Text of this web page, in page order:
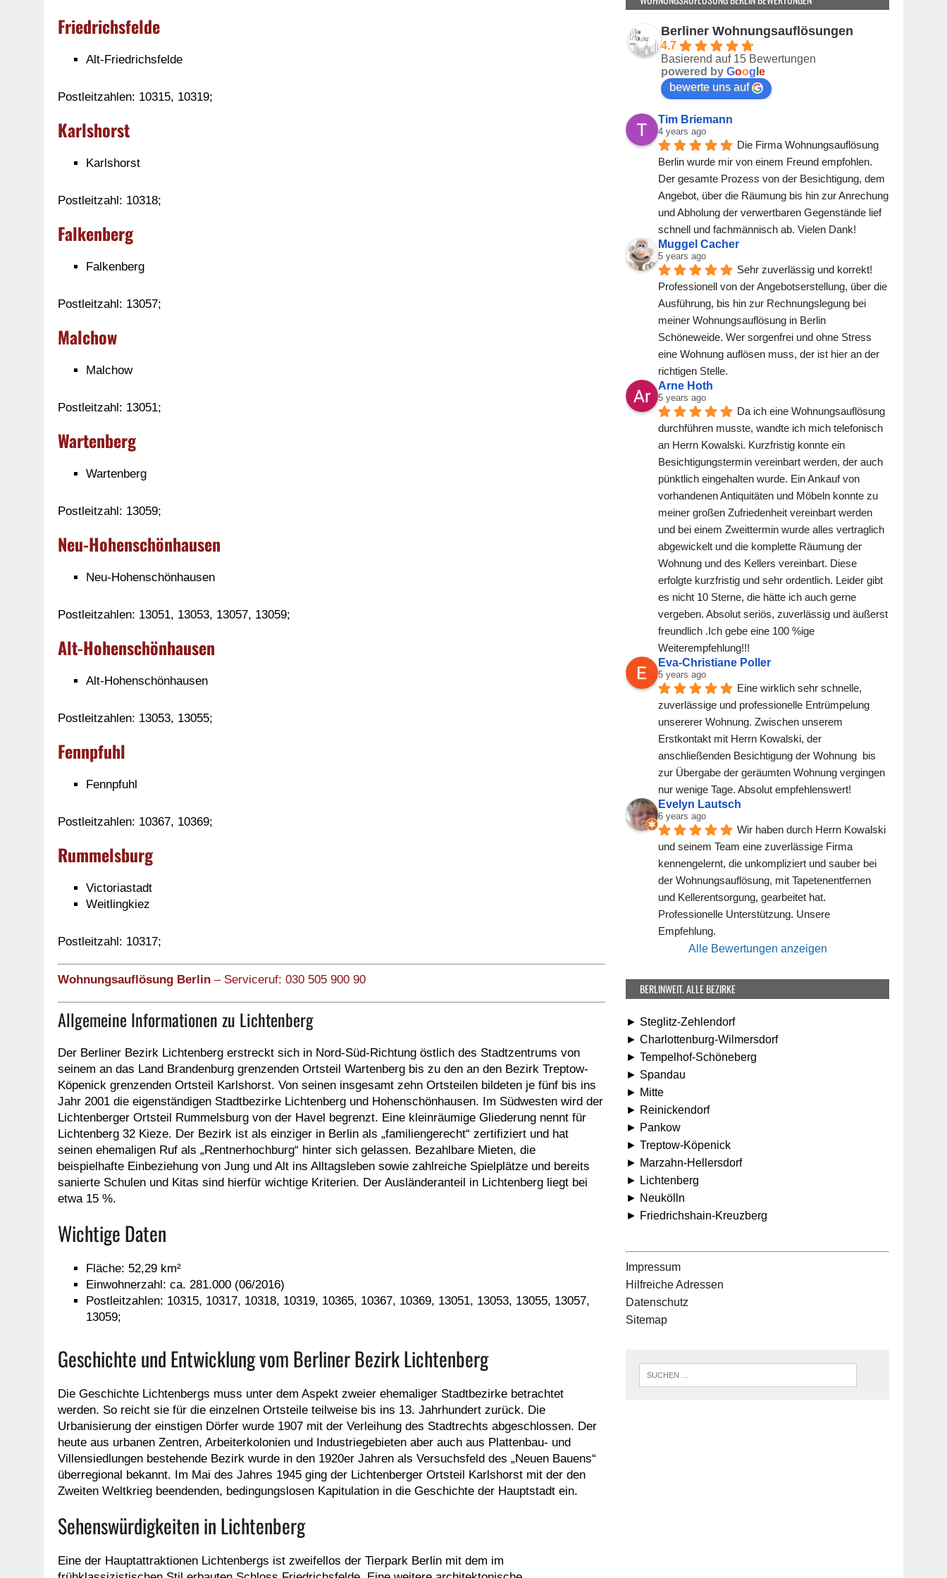
Friedrichsfelde
Alt-Friedrichsfelde
Postleitzahlen: 10315, 10319;
Karlshorst
Karlshorst
Postleitzahl: 10318;
Falkenberg
Falkenberg
Postleitzahl: 13057;
Malchow
Malchow
Postleitzahl: 13051;
Wartenberg
Wartenberg
Postleitzahl: 13059;
Neu-Hohenschönhausen
Neu-Hohenschönhausen
Postleitzahlen: 13051, 13053, 13057, 13059;
Alt-Hohenschönhausen
Alt-Hohenschönhausen
Postleitzahlen: 13053, 13055;
Fennpfuhl
Fennpfuhl
Postleitzahlen: 10367, 10369;
Rummelsburg
Victoriastadt
Weitlingkiez
Postleitzahl: 10317;
Wohnungsauflösung Berlin – Serviceruf: 030 505 900 90
Allgemeine Informationen zu Lichtenberg
Der Berliner Bezirk Lichtenberg erstreckt sich in Nord-Süd-Richtung östlich des Stadtzentrums von
seinem an das Land Brandenburg grenzenden Ortsteil Wartenberg bis zu den an den Bezirk Treptow-
Köpenick grenzenden Ortsteil Karlshorst. Von seinen insgesamt zehn Ortsteilen bildeten je fünf bis ins
Jahr 2001 die eigenständigen Stadtbezirke Lichtenberg und Hohenschönhausen. Im Südwesten wird der
Lichtenberger Ortsteil Rummelsburg von der Havel begrenzt. Eine kleinräumige Gliederung nennt für
Lichtenberg 32 Kieze. Der Bezirk ist als einziger in Berlin als „familiengerecht“ zertifiziert und hat
seinen ehemaligen Ruf als „Rentnerhochburg“ hinter sich gelassen. Bezahlbare Mieten, die
beispielhafte Einbeziehung von Jung und Alt ins Alltagsleben sowie zahlreiche Spielplätze und bereits
sanierte Schulen und Kitas sind hierfür wichtige Kriterien. Der Ausländeranteil in Lichtenberg liegt bei
etwa 15 %.
Wichtige Daten
Fläche: 52,29 km²
Einwohnerzahl: ca. 281.000 (06/2016)
Postleitzahlen: 10315, 10317, 10318, 10319, 10365, 10367, 10369, 13051, 13053, 13055, 13057,
13059;
Geschichte und Entwicklung vom Berliner Bezirk Lichtenberg
Die Geschichte Lichtenbergs muss unter dem Aspekt zweier ehemaliger Stadtbezirke betrachtet
werden. So reicht sie für die einzelnen Ortsteile teilweise bis ins 13. Jahrhundert zurück. Die
Urbanisierung der einstigen Dörfer wurde 1907 mit der Verleihung des Stadtrechts abgeschlossen. Der
heute aus urbanen Zentren, Arbeiterkolonien und Industriegebieten aber auch aus Plattenbau- und
Villensiedlungen bestehende Bezirk wurde in den 1920er Jahren als Versuchsfeld des „Neuen Bauens“
überregional bekannt. Im Mai des Jahres 1945 ging der Lichtenberger Ortsteil Karlshorst mit der den
Zweiten Weltkrieg beendenden, bedingungslosen Kapitulation in die Geschichte der Hauptstadt ein.
Sehenswürdigkeiten in Lichtenberg
Eine der Hauptattraktionen Lichtenbergs ist zweifellos der Tierpark Berlin mit dem im
.
Berliner Wohnungsauflösungen
4.7
Basierend auf 15 Bewertungen
powered byGoog le
bewerte uns auf
Tim Briemann
4 years ago
Die Firma Wohnungsauflösung
Berlin wurde mir von einem Freund empfohlen.
Der gesamte Prozess von der Besichtigung, dem
Angebot, über die Räumung bis hin zur Anrechung
und Abholung der verwertbaren Gegenstände lief
schnell und fachmännisch ab. Vielen Dank!
Muggel Cacher
5 years ago
Sehr zuverlässig und korrekt!
Professionell von der Angebotserstellung, über die
Ausführung, bis hin zur Rechnungslegung bei
meiner Wohnungsauflösung in Berlin
Schöneweide. Wer sorgenfrei und ohne Stress
eine Wohnung auflösen muss, der ist hier an der
richtigen Stelle.
Arne Hoth
5 years ago
Da ich eine Wohnungsauflösung
durchführen musste, wandte ich mich telefonisch
an Herrn Kowalski. Kurzfristig konnte ein
Besichtigungstermin vereinbart werden, der auch
pünktlich eingehalten wurde. Ein Ankauf von
vorhandenen Antiquitäten und Möbeln konnte zu
meiner großen Zufriedenheit vereinbart werden
und bei einem Zweittermin wurde alles vertraglich
abgewickelt und die komplette Räumung der
Wohnung und des Kellers vereinbart. Diese
erfolgte kurzfristig und sehr ordentlich. Leider gibt
es nicht 10 Sterne, die hätte ich auch gerne
vergeben. Absolut seriös, zuverlässig und äußerst
freundlich .Ich gebe eine 100 %ige
Weiterempfehlung!!!
Eva-Christiane Poller
5 years ago
Eine wirklich sehr schnelle,
zuverlässige und professionelle Entrümpelung
unsererer Wohnung. Zwischen unserem
Erstkontakt mit Herrn Kowalski, der
anschließenden Besichtigung der Wohnung  bis
zur Übergabe der geräumten Wohnung vergingen
nur wenige Tage. Absolut empfehlenswert!
Evelyn Lautsch
6 years ago
Wir haben durch Herrn Kowalski
und seinem Team eine zuverlässige Firma
kennengelernt, die unkompliziert und sauber bei
der Wohnungsauflösung, mit Tapetenentfernen
und Kellerentsorgung, gearbeitet hat.
Professionelle Unterstützung. Unsere
Empfehlung.
Alle Bewertungen anzeigen
BERLINWEIT. ALLE BEZIRKE
► Steglitz-Zehlendorf
► Charlottenburg-Wilmersdorf
► Tempelhof-Schöneberg
► Spandau
► Mitte
► Reinickendorf
► Pankow
► Treptow-Köpenick
► Marzahn-Hellersdorf
► Lichtenberg
► Neukölln
► Friedrichshain-Kreuzberg
Impressum
Hilfreiche Adressen
Datenschutz
Sitemap